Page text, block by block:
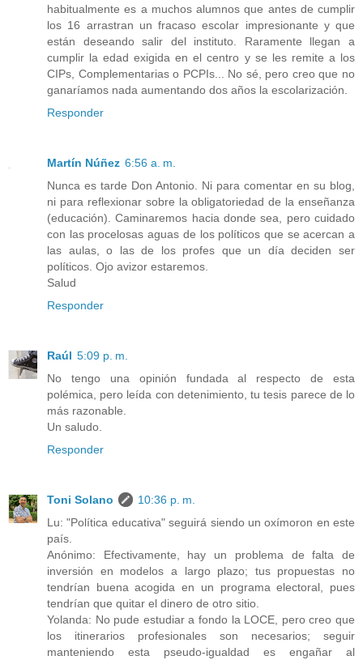
habitualmente es a muchos alumnos que antes de cumplir
los 16 arrastran un fracaso escolar impresionante y que
están deseando salir del instituto. Raramente llegan a
cumplir la edad exigida en el centro y se les remite a los
CIPs, Complementarias o PCPIs... No sé, pero creo que no
ganaríamos nada aumentando dos años la escolarización.
Responder
Martín Núñez 6:56 a. m.
Nunca es tarde Don Antonio. Ni para comentar en su blog,
ni para reflexionar sobre la obligatoriedad de la enseñanza
(educación). Caminaremos hacia donde sea, pero cuidado
con las procelosas aguas de los políticos que se acercan a
las aulas, o las de los profes que un día deciden ser
políticos. Ojo avizor estaremos.
Salud
Responder
Raúl 5:09 p. m.
No tengo una opinión fundada al respecto de esta
polémica, pero leída con detenimiento, tu tesis parece de lo
más razonable.
Un saludo.
Responder
Toni Solano
10:36 p. m.
Lu: "Política educativa" seguirá siendo un oxímoron en este
país.
Anónimo: Efectivamente, hay un problema de falta de
inversión en modelos a largo plazo; tus propuestas no
tendrían buena acogida en un programa electoral, pues
tendrían que quitar el dinero de otro sitio.
Yolanda: No pude estudiar a fondo la LOCE, pero creo que
los itinerarios profesionales son necesarios; seguir
manteniendo esta pseudo-igualdad es engañar al